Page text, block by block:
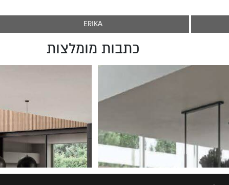
ERIKA
כתבות מומלצות